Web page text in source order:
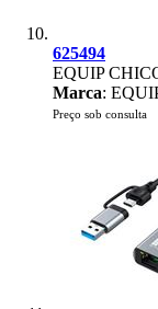
625494
EQUIP
Marca:
Preço sob consulta